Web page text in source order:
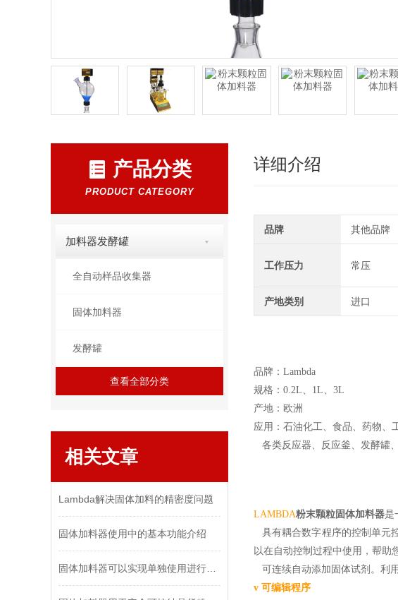
产品分类
PRODUCT CATEGORY
加料器发酵罐
全自动样品收集器
固体加料器
发酵罐
查看全部分类
相关文章
Lambda解决固体加料的精密度问题
固体加料器使用中的基本功能介绍
详细介绍
品牌 其他品牌
工作压力 常压
产地类别 进口
品牌：Lambda
规格：0.2L、1L、3L
产地：欧洲
应用：石油化工、食品、药物、
各类反应器、反应釜、发酵罐
LAMBDA粉末颗粒固体加料器是
具有耦合数字程序的控制单元
以在自动控制过程中使用，帮助
可连续自动添加固体试剂。利
v 可编辑程序